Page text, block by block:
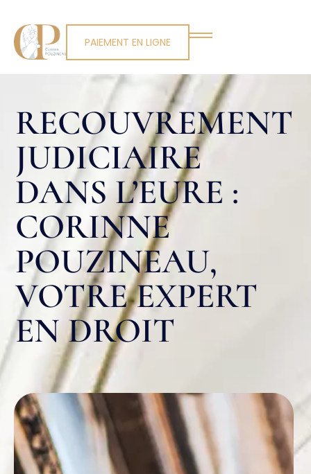
PAIEMENT EN LIGNE
RECOUVREMENT
JUDICIAIRE
DANS L’EURE :
CORINNE
POUZINEAU,
VOTRE EXPERT
EN DROIT